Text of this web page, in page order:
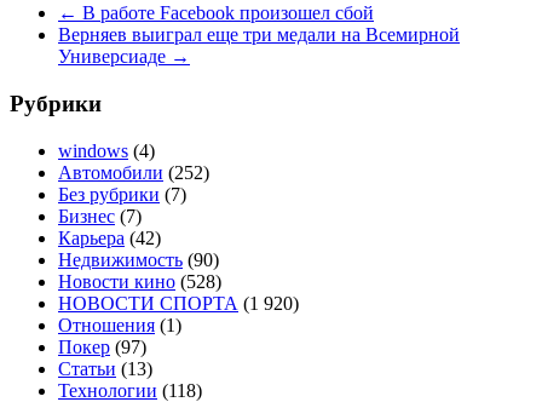
← В работе Facebook произошел сбой
Верняев выиграл еще три медали на Всемирной
Универсиаде →
Рубрики
windows (4)
Автомобили (252)
Без рубрики (7)
Бизнес (7)
Карьера (42)
Недвижимость (90)
Новости кино (528)
НОВОСТИ СПОРТА (1 920)
Отношения (1)
Покер (97)
Статьи (13)
Технологии (118)